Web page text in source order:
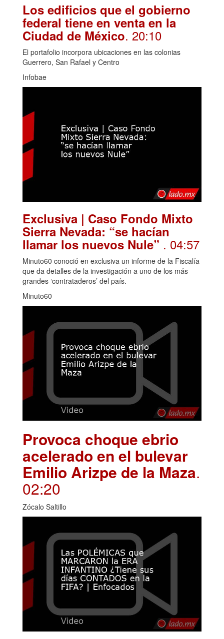
Los edificios que el gobierno
federal tiene en venta en la
Ciudad de México. 20:10
El portafolio incorpora ubicaciones en las colonias
Guerrero, San Rafael y Centro
Infobae
Exclusiva | Caso Fondo Mixto
Sierra Nevada: “se hacían
llamar los nuevos Nule” . 04:57
Minuto60 conoció en exclusiva un informe de la Fiscalía
que da detalles de la investigación a uno de los más
grandes ‘contrataderos’ del país.
Minuto60
Provoca choque ebrio
acelerado en el bulevar
Emilio Arizpe de la Maza.
02:20
Zócalo Saltillo